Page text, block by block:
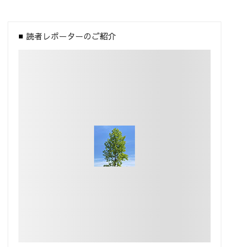
読者レポーターのご紹介